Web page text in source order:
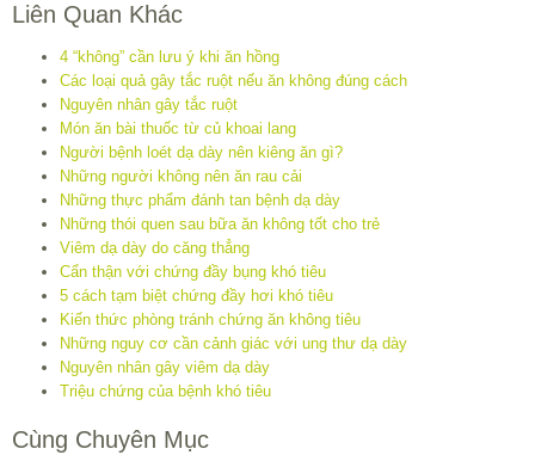
Liên Quan Khác
4 “không” cần lưu ý khi ăn hồng
Các loại quả gây tắc ruột nếu ăn không đúng cách
Nguyên nhân gây tắc ruột
Món ăn bài thuốc từ củ khoai lang
Người bệnh loét dạ dày nên kiêng ăn gì?
Những người không nên ăn rau cải
Những thực phẩm đánh tan bệnh dạ dày
Những thói quen sau bữa ăn không tốt cho trẻ
Viêm dạ dày do căng thẳng
Cẩn thận với chứng đầy bụng khó tiêu
5 cách tạm biệt chứng đầy hơi khó tiêu
Kiến thức phòng tránh chứng ăn không tiêu
Những nguy cơ cần cảnh giác với ung thư dạ dày
Nguyên nhân gây viêm dạ dày
Triệu chứng của bệnh khó tiêu
Cùng Chuyên Mục